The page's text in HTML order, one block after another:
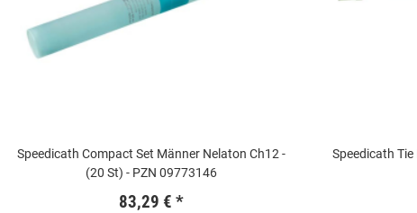
Speedicath Compact Set Männer Nelaton Ch12 -
(20 St) - PZN 09773146
83,29 € *
Speedicath Tie